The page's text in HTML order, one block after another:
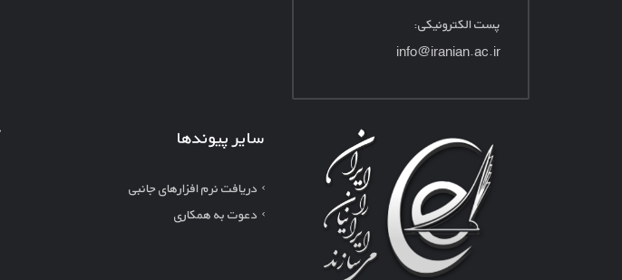
پست الکترونیکی:
info@iranian.ac.ir
سایر پیوندها
دریافت نرم افزارهای جانبی
دعوت به همکاری